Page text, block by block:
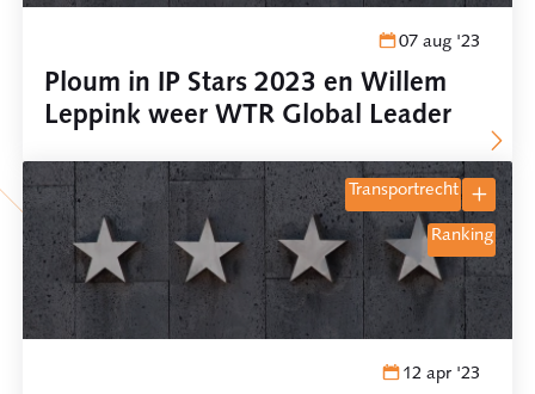
07 aug '23
Ploum in IP Stars 2023 en Willem
Leppink weer WTR Global Leader
transportrecht
ranking
12 apr '23